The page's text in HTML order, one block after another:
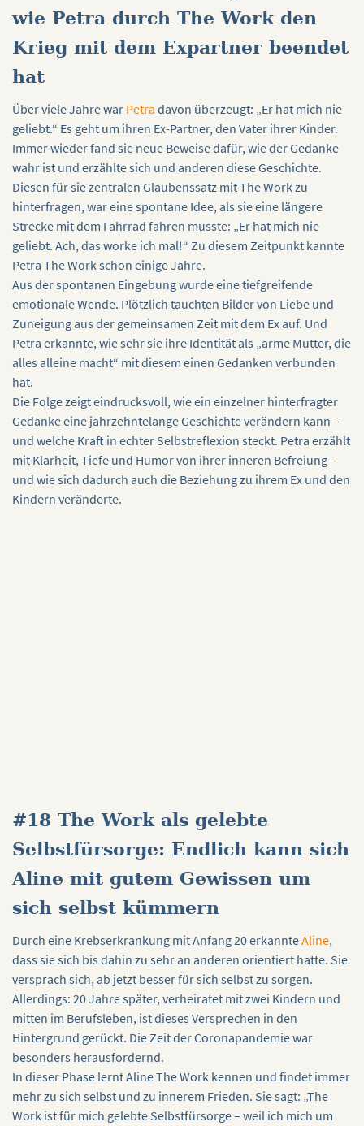
wie Petra durch The Work den
Krieg mit dem Expartner beendet
hat
Über viele Jahre war Petra davon überzeugt: „Er hat mich nie
geliebt.“ Es geht um ihren Ex-Partner, den Vater ihrer Kinder.
Immer wieder fand sie neue Beweise dafür, wie der Gedanke
wahr ist und erzählte sich und anderen diese Geschichte.
Diesen für sie zentralen Glaubenssatz mit The Work zu
hinterfragen, war eine spontane Idee, als sie eine längere
Strecke mit dem Fahrrad fahren musste: „Er hat mich nie
geliebt. Ach, das worke ich mal!“ Zu diesem Zeitpunkt kannte
Petra The Work schon einige Jahre.
Aus der spontanen Eingebung wurde eine tiefgreifende
emotionale Wende. Plötzlich tauchten Bilder von Liebe und
Zuneigung aus der gemeinsamen Zeit mit dem Ex auf. Und
Petra erkannte, wie sehr sie ihre Identität als „arme Mutter, die
alles alleine macht“ mit diesem einen Gedanken verbunden
hat.
Die Folge zeigt eindrucksvoll, wie ein einzelner hinterfragter
Gedanke eine jahrzehntelange Geschichte verändern kann –
und welche Kraft in echter Selbstreflexion steckt. Petra erzählt
mit Klarheit, Tiefe und Humor von ihrer inneren Befreiung –
und wie sich dadurch auch die Beziehung zu ihrem Ex und den
Kindern veränderte.
#18 The Work als gelebte
Selbstfürsorge: Endlich kann sich
Aline mit gutem Gewissen um
sich selbst kümmern
Durch eine Krebserkrankung mit Anfang 20 erkannteAline,
dass sie sich bis dahin zu sehr an anderen orientiert hatte. Sie
versprach sich, ab jetzt besser für sich selbst zu sorgen.
Allerdings: 20 Jahre später, verheiratet mit zwei Kindern und
mitten im Berufsleben, ist dieses Versprechen in den
Hintergrund gerückt. Die Zeit der Coronapandemie war
besonders herausfordernd.
In dieser Phase lernt Aline The Work kennen und findet immer
mehr zu sich selbst und zu innerem Frieden. Sie sagt: „The
Work ist für mich gelebte Selbstfürsorge – weil ich mich um